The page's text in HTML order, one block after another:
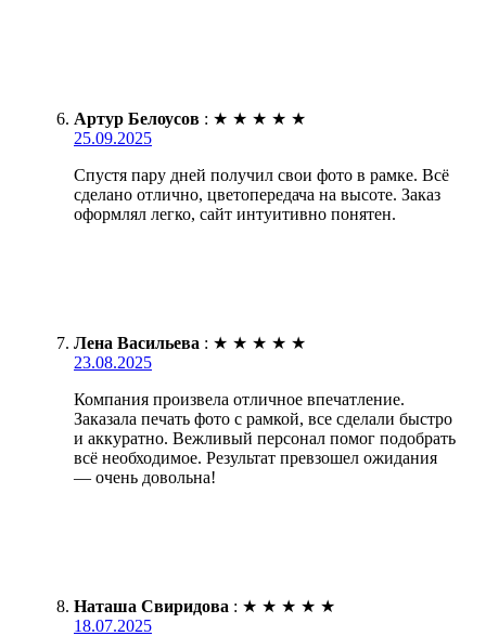
Артур Белоусов : ★ ★ ★ ★ ★
25.09.2025
Спустя пару дней получил свои фото в рамке. Всё
сделано отлично, цветопередача на высоте. Заказ
оформлял легко, сайт интуитивно понятен.
Лена Васильева : ★ ★ ★ ★ ★
23.08.2025
Компания произвела отличное впечатление.
Заказала печать фото с рамкой, все сделали быстро
и аккуратно. Вежливый персонал помог подобрать
всё необходимое. Результат превзошел ожидания
— очень довольна!
Наташа Свиридова : ★ ★ ★ ★ ★
18.07.2025